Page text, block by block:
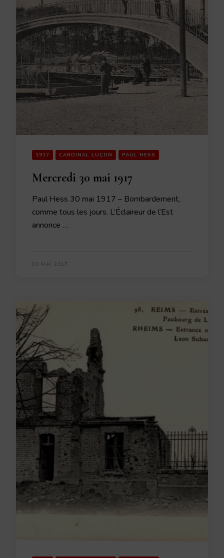
1917 CARDINAL LUÇON PAUL HESS
Mercredi 30 mai 1917
Paul Hess 30 mai 1917 – Bombardement,
comme tous les jours. L’Éclaireur de l’Est
annonce …